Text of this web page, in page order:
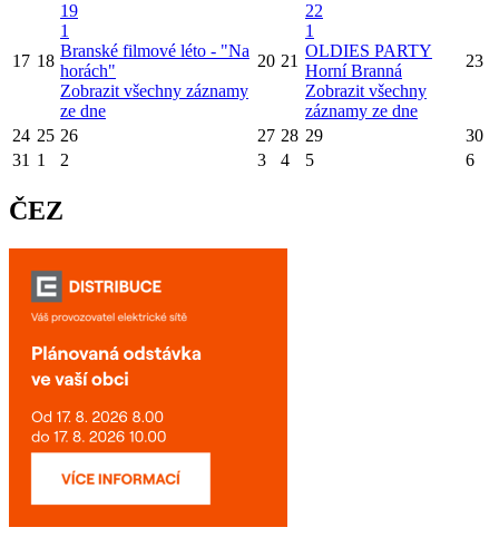
17 18
19
1
Branské filmové léto - "Na
horách"
Zobrazit všechny záznamy
ze dne
20 21
22
1
OLDIES PARTY
Horní Branná
Zobrazit všechny
záznamy ze dne
23
24 25 26 27 28 29
30
31 1 2 3 4 5 6
ČEZ